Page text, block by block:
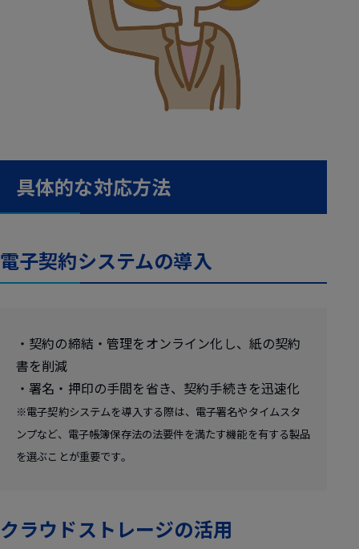
具体的な対応方法
電子契約システムの導入
・契約の締結・管理をオンライン化し、紙の契約
書を削減
・署名・押印の手間を省き、契約手続きを迅速化
※電子契約システムを導入する際は、電子署名やタイムスタ
ンプなど、電子帳簿保存法の法要件を満たす機能を有する製品
を選ぶことが重要です。
クラウドストレージの活用